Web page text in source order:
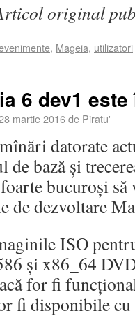
original
, Mageia, utilizatori
6 dev1
martie 2016de Piratu'
datorate
de bază și
bucuroși să
de dezvoltare
ISO
și x86_64
for fi
fi disponibile cu